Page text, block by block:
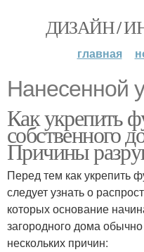
ДИЗАЙН /
главная
Нанесенной
Как укрепить
собственного
Причины
Перед тем как укрепить
следует узнать о
которых основание
загородного дома
нескольких причин: